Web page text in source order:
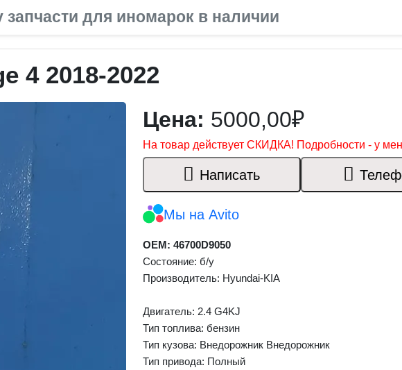
запчасти для иномарок в наличии
4 2018-2022
Цена: 5000,00₽
На товар действует СКИДКА! Подробности - у
Написать
Мы на Avito
OEM: 46700D9050
Состояние: б/у
Производитель: Hyundai-KIA
Двигатель: 2.4 G4KJ
Тип топлива: бензин
Тип кузова: Внедорожник Внедорожник
Тип привода: Полный